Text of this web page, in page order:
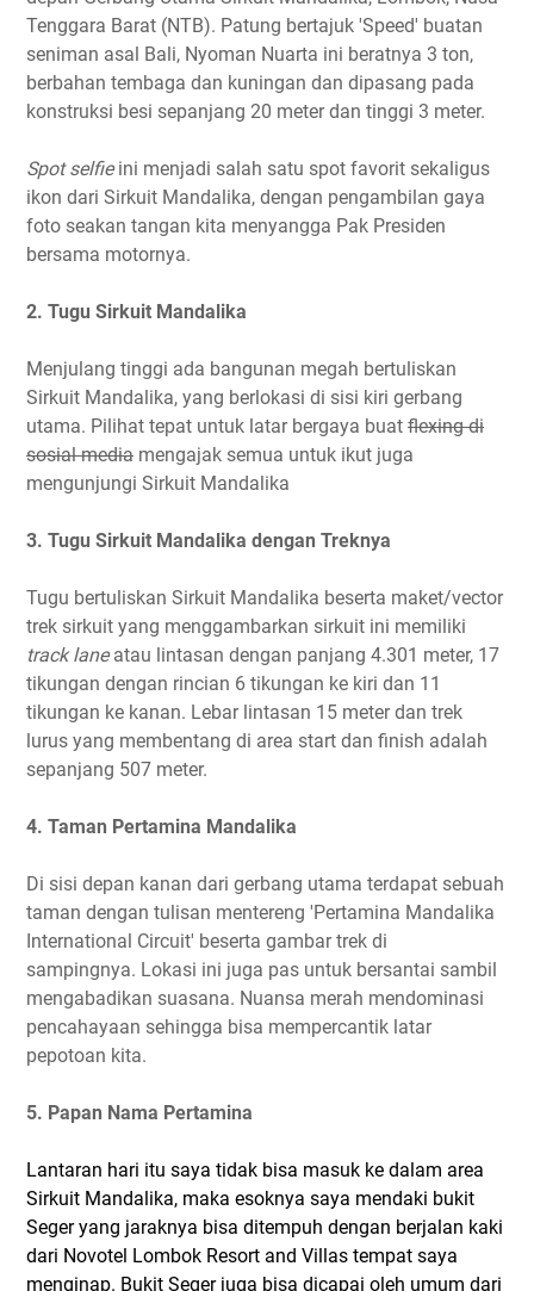
Tenggara Barat (NTB). Patung bertajuk 'Speed' buatan
seniman asal Bali, Nyoman Nuarta ini beratnya 3 ton,
berbahan tembaga dan kuningan dan dipasang pada
konstruksi besi sepanjang 20 meter dan tinggi 3 meter.
Spot selfieini menjadi salah satu spot favorit sekaligus
ikon dari Sirkuit Mandalika, dengan pengambilan gaya
foto seakan tangan kita menyangga Pak Presiden
bersama motornya.
2. Tugu Sirkuit Mandalika
Menjulang tinggi ada bangunan megah bertuliskan
Sirkuit Mandalika, yang berlokasi di sisi kiri gerbang
utama. Pilihat tepat untuk latar bergaya buat flexing di
sosial media mengajak semua untuk ikut juga
mengunjungi Sirkuit Mandalika
3. Tugu Sirkuit Mandalika dengan Treknya
Tugu bertuliskan Sirkuit Mandalika beserta maket/vector
trek sirkuit yang menggambarkan sirkuit ini memiliki
track laneatau lintasan dengan panjang 4.301 meter, 17
tikungan dengan rincian 6 tikungan ke kiri dan 11
tikungan ke kanan. Lebar lintasan 15 meter dan trek
lurus yang membentang di area start dan finish adalah
sepanjang 507 meter.
4. Taman Pertamina Mandalika
Di sisi depan kanan dari gerbang utama terdapat sebuah
taman dengan tulisan mentereng 'Pertamina Mandalika
International Circuit' beserta gambar trek di
sampingnya. Lokasi ini juga pas untuk bersantai sambil
mengabadikan suasana. Nuansa merah mendominasi
pencahayaan sehingga bisa mempercantik latar
pepotoan kita.
5. Papan Nama Pertamina
Lantaran hari itu saya tidak bisa masuk ke dalam area
Sirkuit Mandalika, maka esoknya saya mendaki bukit
Seger yang jaraknya bisa ditempuh dengan berjalan kaki
dari Novotel Lombok Resort and Villas tempat saya
menginap. Bukit Seger juga bisa dicapai oleh umum dari